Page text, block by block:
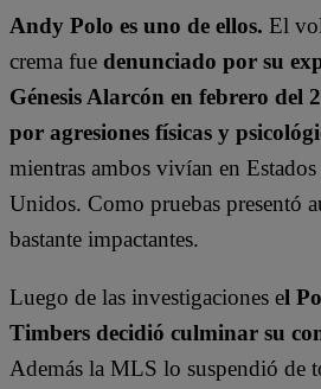
Andy Polo es uno de ellos. El
crema fue denunciado por su
Génesis Alarcón en febrero del
por agresiones físicas y
mientras ambos vivían en Estados
Unidos. Como pruebas presentó
bastante impactantes.
Luego de las investigaciones el
Timbers decidió culminar su
Además la MLS lo suspendió de